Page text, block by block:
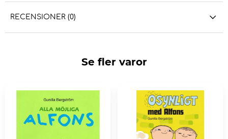
RECENSIONER (0)
Se fler varor